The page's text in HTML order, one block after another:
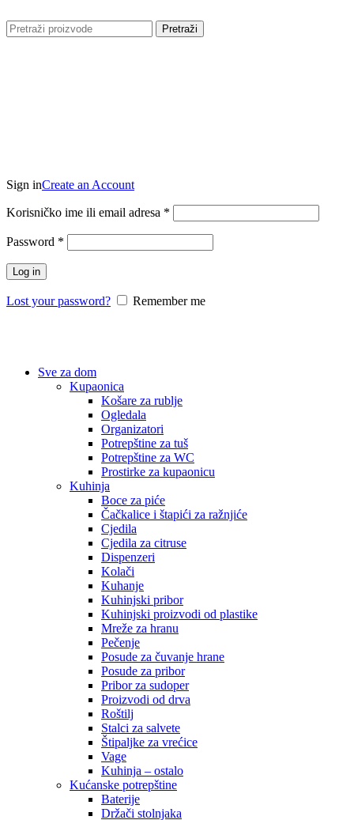
Pretraži
Sign inCreate an Account
Korisničko ime ili email adresa *
Password *
Log in
Lost your password? Remember me
Sve za dom
Kupaonica
Košare za rublje
Ogledala
Organizatori
Potrepštine za tuš
Potrepštine za WC
Prostirke za kupaonicu
Kuhinja
Boce za piće
Čačkalice i štapići za ražnjiće
Cjedila
Cjedila za citruse
Dispenzeri
Kolači
Kuhanje
Kuhinjski pribor
Kuhinjski proizvodi od plastike
Mreže za hranu
Pečenje
Posude za čuvanje hrane
Posude za pribor
Pribor za sudoper
Proizvodi od drva
Roštilj
Stalci za salvete
Štipaljke za vrećice
Vage
Kuhinja – ostalo
Kućanske potrepštine
Baterije
Držači stolnjaka